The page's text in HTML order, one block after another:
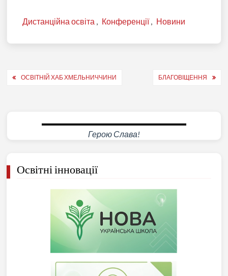
Дистанційна освіта , Конференції, Новини
Навігація
ОСВІТНІЙ ХАБ ХМЕЛЬНИЧЧИНИ БЛАГОВІЩЕННЯ
Герою Слава!
Освітні інновації